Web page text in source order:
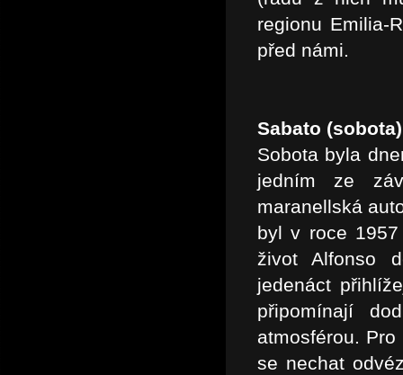
regionu Emilia-
před námi.
Sabato (sobota)
Sobota byla
jedním ze
maranellská
byl v roce
život Alfonso
jedenáct
připomínají
atmosférou.
se nechat